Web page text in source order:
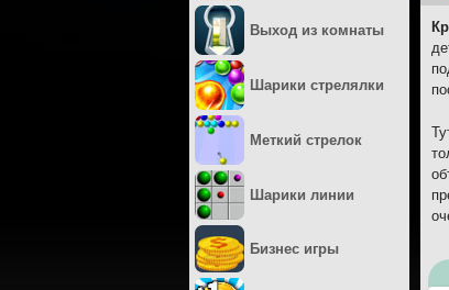
Выход из комнаты
Шарики стрелялки
Меткий стрелок
Шарики линии
Бизнес игры